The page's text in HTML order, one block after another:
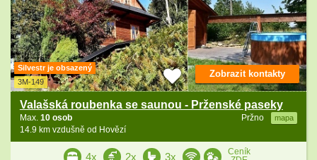
Silvestr je obsazený
3M-149
Valašská roubenka se saunou - Prženské paseky
Pržno mapa
Max. 10 osob
14.9 km vzdušně od Hovězí
Zobrazit kontakty
4x 2x 3x
Ceník